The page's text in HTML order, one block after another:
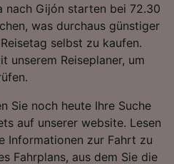
nach Gijón starten bei 72.30
was durchaus günstiger
selbst zu kaufen.
unserem Reiseplaner, um
Sie noch heute Ihre Suche
auf unserer website. Lesen
Informationen zur Fahrt zu
Fahrplans, aus dem Sie die